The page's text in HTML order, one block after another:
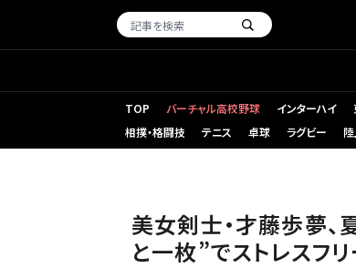
TOP バーチャル高校野球 インターハイ
相撲・格闘技
テニス 卓球 ラグビー
美女剣士・才藤歩夢
と一枚”でストレスフ